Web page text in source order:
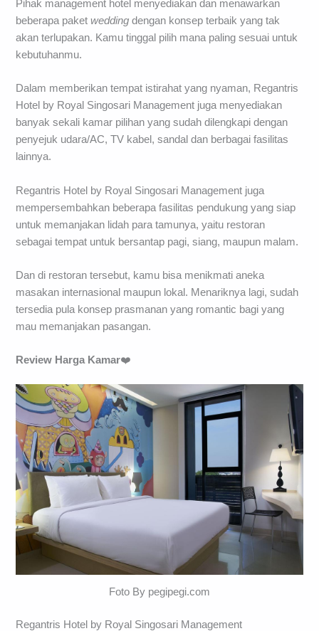
Pihak management hotel menyediakan dan menawarkan
beberapa paketwedding dengan konsep terbaik yang tak
akan terlupakan. Kamu tinggal pilih mana paling sesuai untuk
kebutuhanmu.
Dalam memberikan tempat istirahat yang nyaman, Regantris
Hotel by Royal Singosari Management juga menyediakan
banyak sekali kamar pilihan yang sudah dilengkapi dengan
penyejuk udara/AC, TV kabel, sandal dan berbagai fasilitas
lainnya.
Regantris Hotel by Royal Singosari Management juga
mempersembahkan beberapa fasilitas pendukung yang siap
untuk memanjakan lidah para tamunya, yaitu restoran
sebagai tempat untuk bersantap pagi, siang, maupun malam.
Dan di restoran tersebut, kamu bisa menikmati aneka
masakan internasional maupun lokal. Menariknya lagi, sudah
tersedia pula konsep prasmanan yang romantic bagi yang
mau memanjakan pasangan.
Review Harga Kamar❤️
Foto By pegipegi.com
Regantris Hotel by Royal Singosari Management